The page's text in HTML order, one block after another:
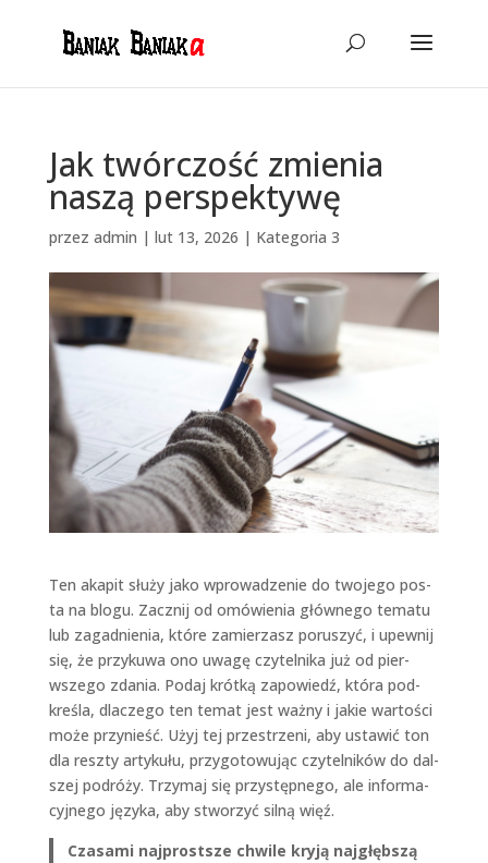
Jak twórczość zmienia
naszą perspektywę
przez admin | lut 13, 2026 | Kategoria 3
Ten akapit służy jako wprowadze­nie do two­jego pos­
ta na blogu. Zacznij od omówienia głównego tem­atu
lub zagad­nienia, które zamierza­sz poruszyć, i upewnij
się, że przykuwa ono uwagę czytel­ni­ka już od pier­
wszego zda­nia. Podaj krótką zapowiedź, która pod­
kreśla, dlaczego ten tem­at jest ważny i jakie wartoś­ci
może przynieść. Użyj tej przestrzeni, aby ustaw­ić ton
dla resz­ty artykułu, przy­go­towu­jąc czytel­ników do dal­
szej podróży. Trzy­maj się przys­tęp­nego, ale infor­ma­
cyjnego języ­ka, aby stworzyć sil­ną więź.
Cza­sa­mi najprost­sze chwile kryją najgłęb­szą